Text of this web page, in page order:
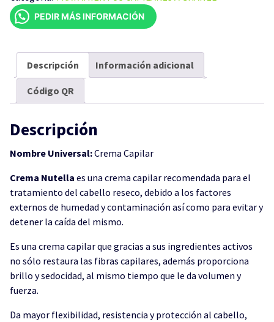
DE
19
cantidad
PEDIR MÁS INFORMACIÓN
Descripción Información adicional
Código QR
Descripción
Nombre Universal:Crema Capilar
Crema Nutella es una crema capilar recomendada para el
tratamiento del cabello reseco, debido a los factores
externos de humedad y contaminación así como para evitar y
detener la caída del mismo.
Es una crema capilar que gracias a sus ingredientes activos
no sólo restaura las fibras capilares, además proporciona
brillo y sedocidad, al mismo tiempo que le da volumen y
fuerza.
Da mayor flexibilidad, resistencia y protección al cabello,